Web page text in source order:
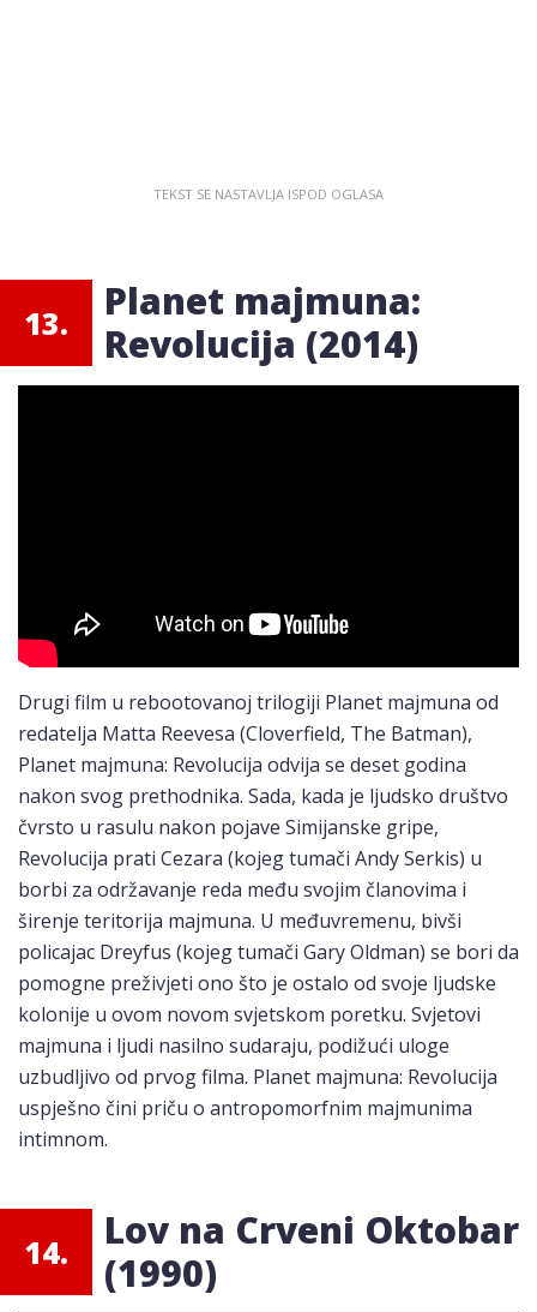
13.
Planet majmuna:
Revolucija (2014)
Drugi film u rebootovanoj trilogiji Planet majmuna od
redatelja Matta Reevesa (Cloverfield, The Batman),
Planet majmuna: Revolucija odvija se deset godina
nakon svog prethodnika. Sada, kada je ljudsko društvo
čvrsto u rasulu nakon pojave Simijanske gripe,
Revolucija prati Cezara (kojeg tumači Andy Serkis) u
borbi za održavanje reda među svojim članovima i
širenje teritorija majmuna. U međuvremenu, bivši
policajac Dreyfus (kojeg tumači Gary Oldman) se bori da
pomogne preživjeti ono što je ostalo od svoje ljudske
kolonije u ovom novom svjetskom poretku. Svjetovi
majmuna i ljudi nasilno sudaraju, podižući uloge
uzbudljivo od prvog filma. Planet majmuna: Revolucija
uspješno čini priču o antropomorfnim majmunima
intimnom.
14.
Lov na Crveni Oktobar
(1990)